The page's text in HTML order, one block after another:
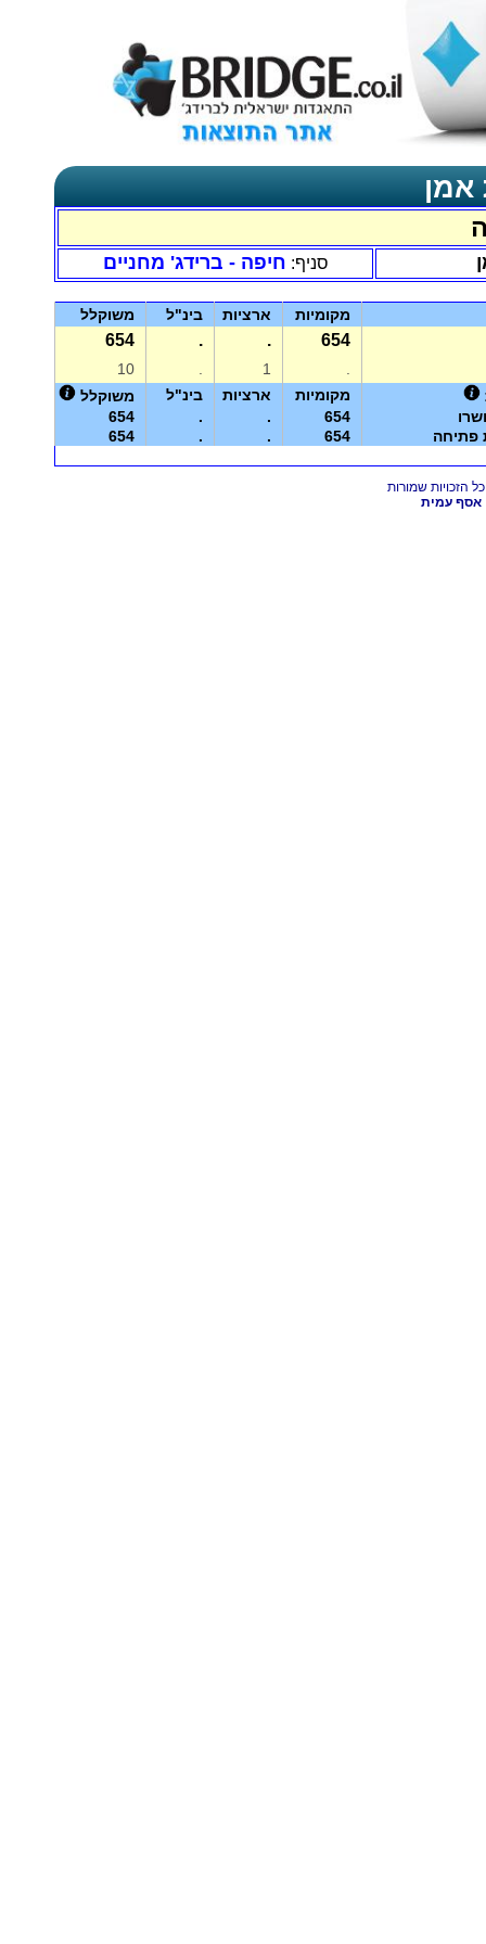
אמן
סניף: חיפה - ברידג' מחניים
מקומיות ארציות בינ"ל משוקלל
654
.
.
654
1
10
מקומיות ארציות בינ"ל
משוקלל
654
.
.
654
פתיחה
654
.
.
654
אסף עמית